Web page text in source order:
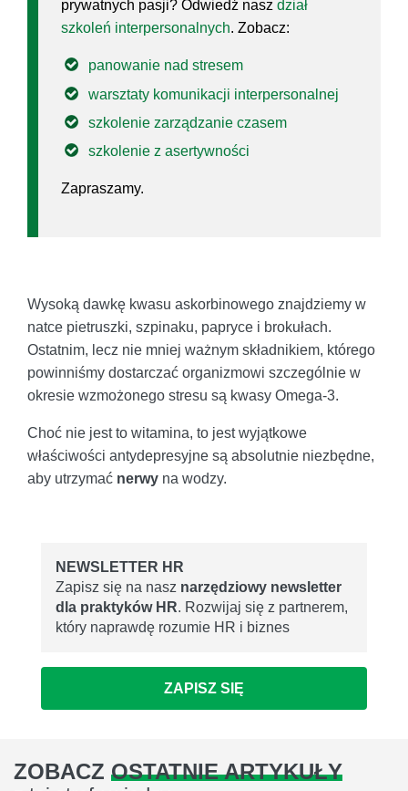
prywatnych pasji? Odwiedź nasz dział
szkoleń interpersonalnych. Zobacz:
panowanie nad stresem
warsztaty komunikacji interpersonalnej
szkolenie zarządzanie czasem
szkolenie z asertywności
Zapraszamy.
Wysoką dawkę kwasu askorbinowego znajdziemy w
natce pietruszki, szpinaku, papryce i brokułach.
Ostatnim, lecz nie mniej ważnym składnikiem, którego
powinniśmy dostarczać organizmowi szczególnie w
okresie wzmożonego stresu są kwasy Omega-3.
Choć nie jest to witamina, to jest wyjątkowe
właściwości antydepresyjne są absolutnie niezbędne,
aby utrzymać nerwy na wodzy.
NEWSLETTER HR
Zapisz się na nasz narzędziowy newsletter
dla praktyków HR. Rozwijaj się z partnerem,
który naprawdę rozumie HR i biznes
ZAPISZ SIĘ
ZOBACZ OSTATNIE ARTYKUŁY